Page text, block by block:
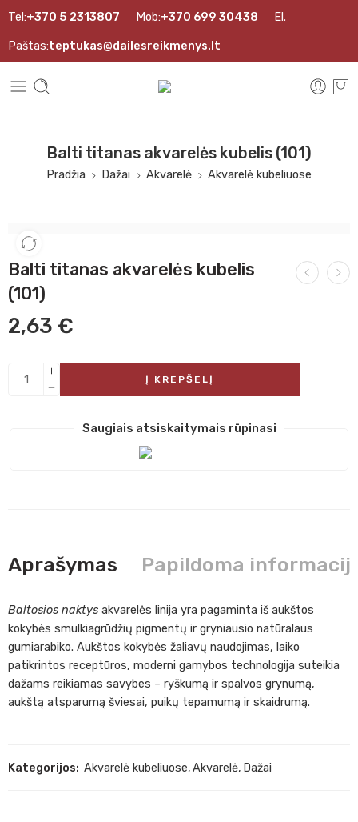
Tel:+370 5 2313807 Mob:+370 699 30438 El.
Paštas:teptukas@dailesreikmenys.lt
Balti titanas akvarelės kubelis (101)
Pradžia Dažai Akvarelė Akvarelė kubeliuose
Balti titanas akvarelės kubelis
(101)
2,63 €
Į KREPŠELĮ
Saugiais atsiskaitymais rūpinasi
Aprašymas Papildoma
Baltosios naktys akvarelės linija yra pagaminta iš aukštos
kokybės smulkiagrūdžių pigmentų ir gryniausio natūralaus
gumiarabiko. Aukštos kokybės žaliavų naudojimas, laiko
patikrintos receptūros, moderni gamybos technologija suteikia
dažams reikiamas savybes – ryškumą ir spalvos grynumą,
aukštą atsparumą šviesai, puikų tepamumą ir skaidrumą.
Kategorijos: Akvarelė kubeliuose,Akvarelė, Dažai